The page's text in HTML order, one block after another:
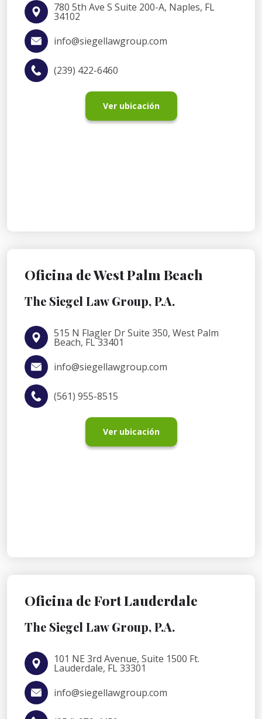
780 5th Ave S Suite 200-A, Naples, FL
34102
info@siegellawgroup.com
(239) 422-6460
Ver ubicación
Oficina de West Palm Beach
The Siegel Law Group, P.A.
515 N Flagler Dr Suite 350, West Palm
Beach, FL 33401
info@siegellawgroup.com
(561) 955-8515
Ver ubicación
Oficina de Fort Lauderdale
The Siegel Law Group, P.A.
101 NE 3rd Avenue, Suite 1500 Ft.
Lauderdale, FL 33301
info@siegellawgroup.com